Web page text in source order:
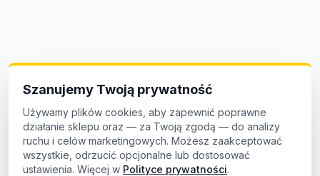
Szanujemy Twoją prywatność
Używamy plików cookies, aby zapewnić poprawne
działanie sklepu oraz — za Twoją zgodą — do analizy
ruchu i celów marketingowych. Możesz zaakceptować
wszystkie, odrzucić opcjonalne lub dostosować
ustawienia. Więcej w Polityce prywatności.